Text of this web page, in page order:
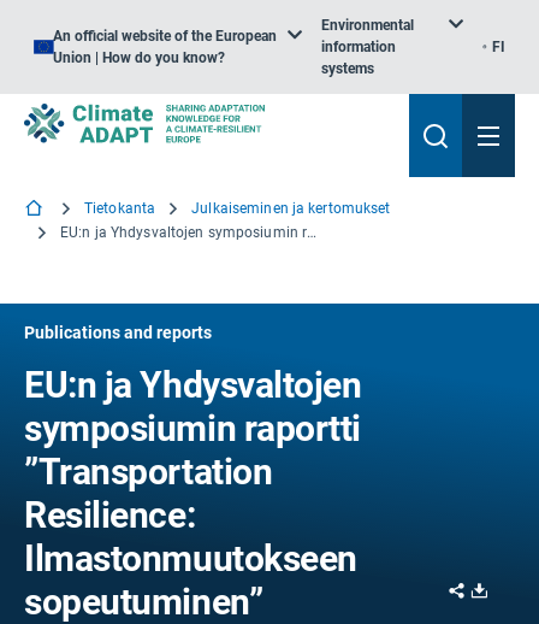
An official website of the European
Union | How do you know?
Environmental
information
systems
FI
Tietokanta
Julkaiseminen ja kertomukset
EU:n ja Yhdysvaltojen symposiumin raportti ”Transportation Resilience: Ilmastonmuutokseen sopeutuminen”
Publications and reports
EU:n ja Yhdysvaltojen
symposiumin raportti
”Transportation
Resilience:
Ilmastonmuutokseen
sopeutuminen”
Share